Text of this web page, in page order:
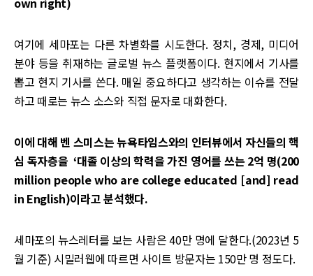
여기에 세마포는 다른 차별화를 시도한다. 정치, 경제, 미디어
분야 등을 취재하는 글로벌 뉴스 플랫폼이다. 현지에서 기사를
뽑고 현지 기사를 쓴다. 매일 중요하다고 생각하는 이슈를 전달
하고 때로는 뉴스 소스와 직접 문자로 대화한다.
이에 대해 벤 스미스는 뉴욕타임스와의 인터뷰에서 자신들의 핵
심 독자층을 ‘대졸 이상의 학력을 가진 영어를 쓰는 2억 명(200
million people who are college educated [and] read
in English)이라고 분석했다.
세마포의 뉴스레터를 보는 사람은 40만 명에 달한다.(2023년 5
월 기준) 시밀러웹에 따르면 사이트 방문자는 150만 명 정도다.